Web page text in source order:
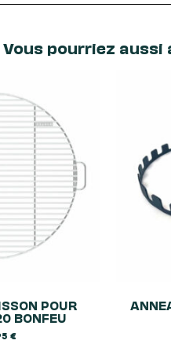
Vous pourriez aussi
POUR
BONFEU
€